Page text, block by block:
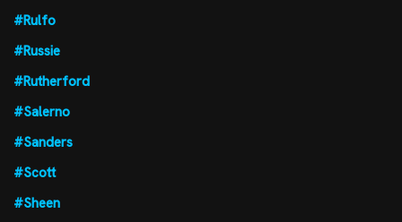
#Rulfo
#Russie
#Rutherford
#Salerno
#Sanders
#Scott
#Sheen